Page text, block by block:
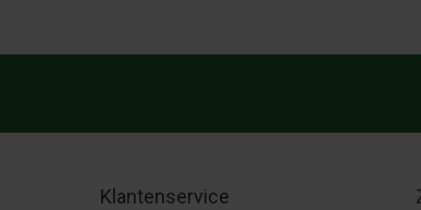
Klantenservice